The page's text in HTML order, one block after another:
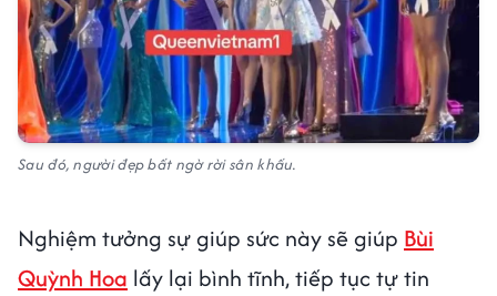
Sau đó, người đẹp bất ngờ rời sân khấu.
Nghiệm tưởng sự giúp sức này sẽ giúp Bùi
Quỳnh Hoa lấy lại bình tĩnh, tiếp tục tự tin